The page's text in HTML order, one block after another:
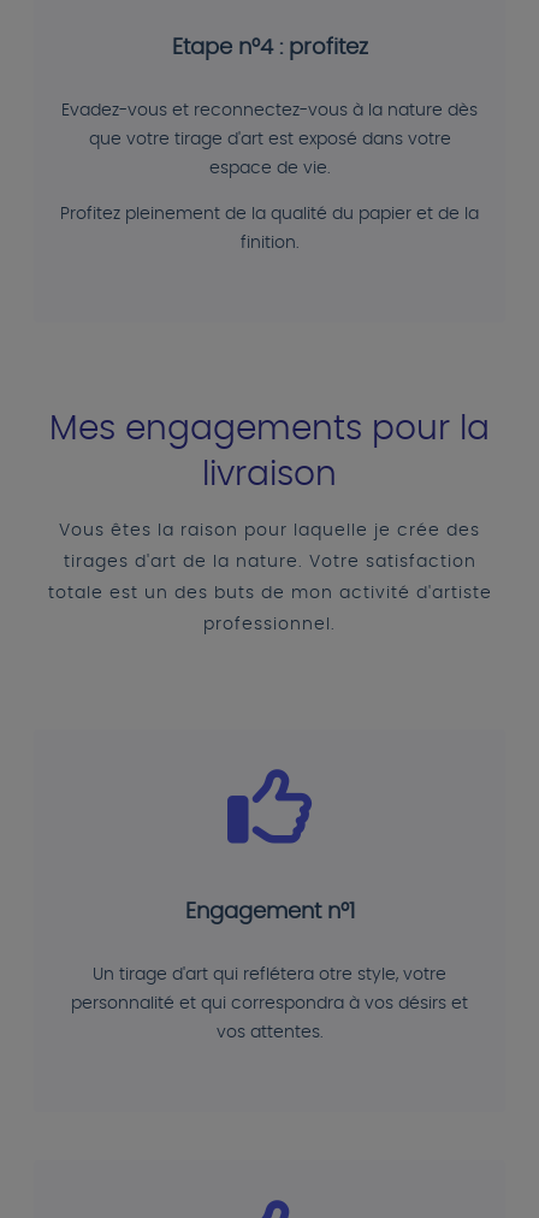
Etape n°4 : profitez
Evadez-vous et reconnectez-vous à la nature dès
que votre tirage d'art est exposé dans votre
espace de vie.
Profitez pleinement de la qualité du papier et de la
finition.
Mes engagements pour la
livraison
Vous êtes la raison pour laquelle je crée des
tirages d'art de la nature. Votre satisfaction
totale est un des buts de mon activité d'artiste
professionnel.
Engagement n°1
Un tirage d'art qui reflétera otre style, votre
personnalité et qui correspondra à vos désirs et
vos attentes.